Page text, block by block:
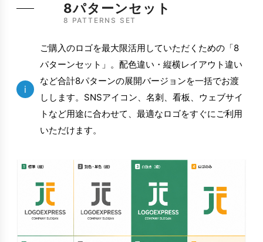
8パターンセット
8 PATTERNS SET
i
ご購入のロゴを最大限活用していただくための「8
パターンセット」。配色違い・縦横レイアウト違い
など合計8パターンの展開バージョンを一括でお渡
しします。SNSアイコン、名刺、看板、ウェブサイ
トなど用途に合わせて、最適なロゴをすぐにご利用
いただけます。